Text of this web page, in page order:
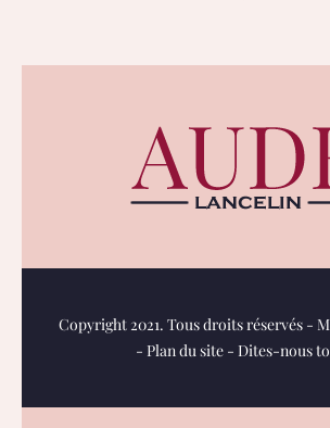
Copyright 2021. Tous droits réservés -
- Plan du site- Dites-nous